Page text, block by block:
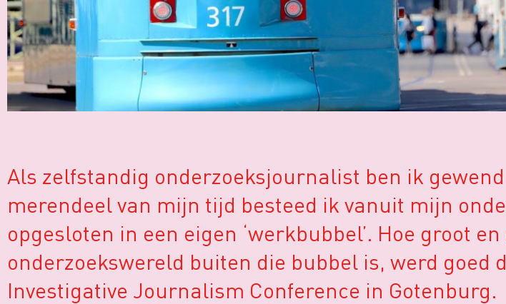
Als zelfstandig onderzoeksjournalist ben ik
merendeel van mijn tijd besteed ik vanuit mijn
opgesloten in een eigen ‘werkbubbel’. Hoe groot
onderzoekswereld buiten die bubbel is, werd goed
Investigative Journalism Conference in Gotenburg.